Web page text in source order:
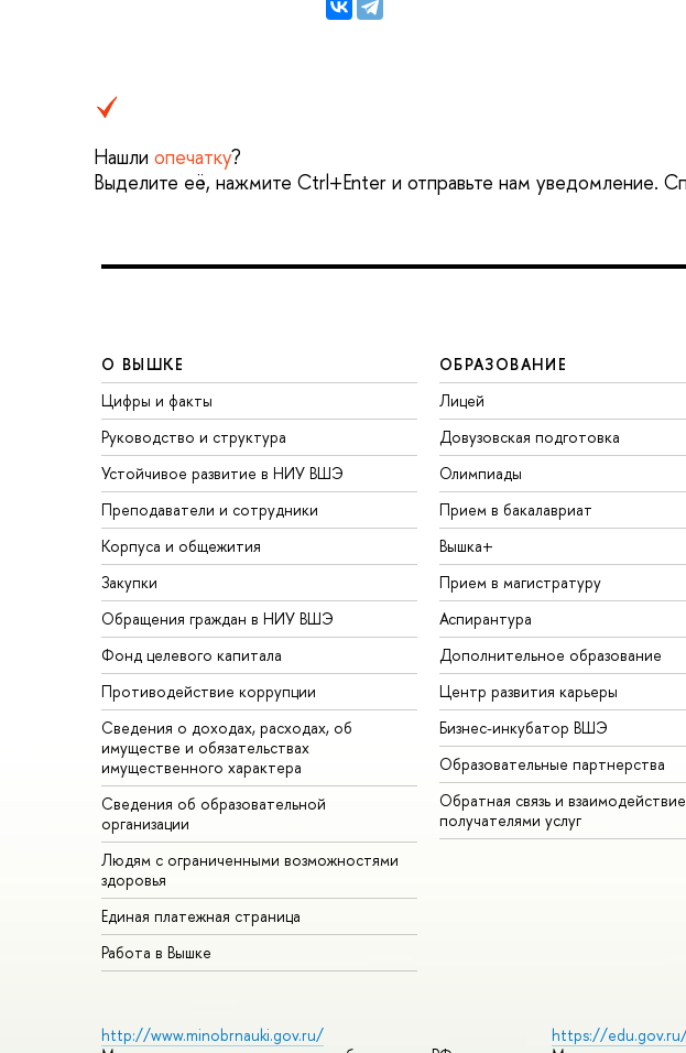
Нашли опечатку?
Выделите её, нажмите Ctrl+Enter и отправьте нам уведомление.
О ВЫШКЕ
Цифры и факты
Руководство и структура
Устойчивое развитие в НИУ ВШЭ
Преподаватели и сотрудники
Корпуса и общежития
Закупки
Обращения граждан в НИУ ВШЭ
Фонд целевого капитала
Противодействие коррупции
Сведения о доходах, расходах, об
имуществе и обязательствах
имущественного характера
Сведения об образовательной
организации
Людям с ограниченными возможностями
здоровья
Единая платежная страница
Работа в Вышке
ОБРАЗОВАНИЕ
Лицей
Довузовская подготовка
Олимпиады
Прием в бакалавриат
Вышка+
Прием в магистратуру
Аспирантура
Дополнительное образование
Центр развития карьеры
Бизнес-инкубатор ВШЭ
Образовательные партнерства
Обратная связь и
получателями услуг
http://www.minobrnauki.gov.ru/
https://